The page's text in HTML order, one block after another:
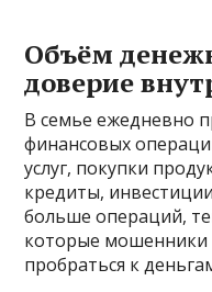
Объём
доверие
В семье ежедневно
финансовых
услуг, покупки
кредиты,
больше операций,
которые мошенники
пробраться к